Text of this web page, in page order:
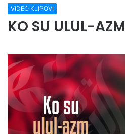
VIDEO KLIPOVI
KO SU ULUL-AZM